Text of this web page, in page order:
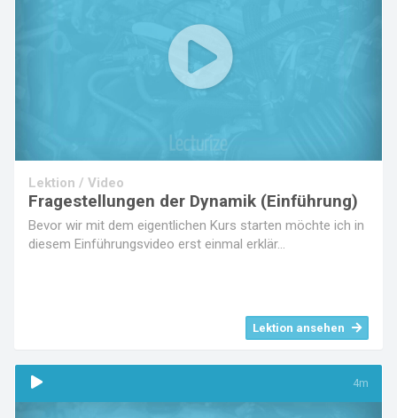
Play
Video
Lektion / Video
Fragestellungen der Dynamik (Einführung)
Bevor wir mit dem eigentlichen Kurs starten möchte ich in
diesem Einführungsvideo erst einmal erklär...
Lektion ansehen
4m